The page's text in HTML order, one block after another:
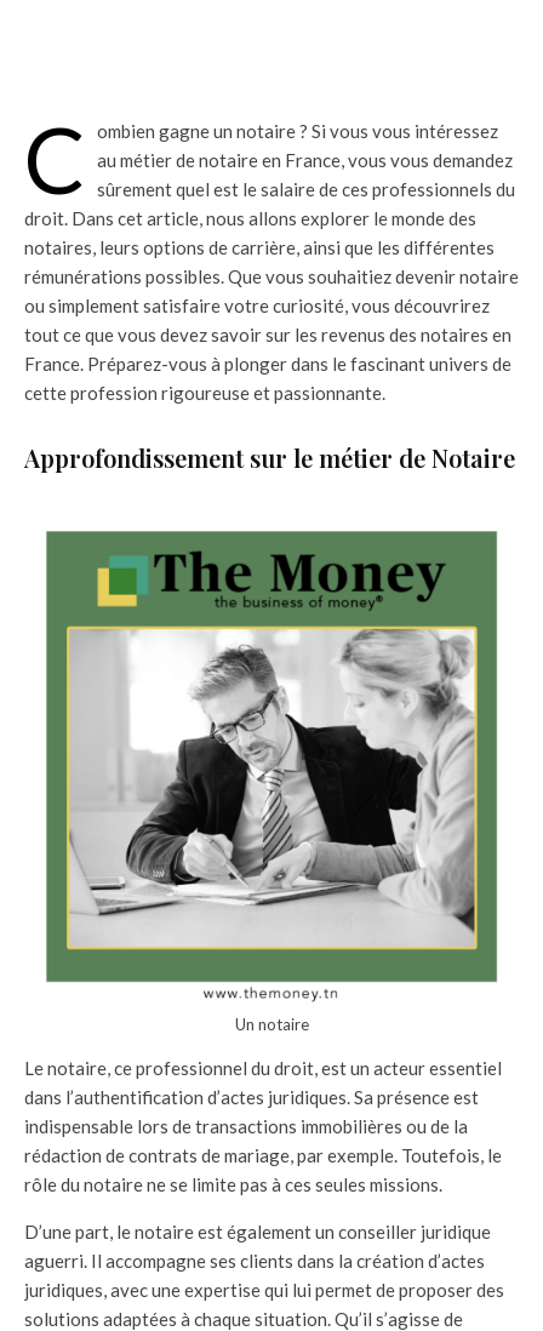
C
ombien gagne un notaire ? Si vous vous intéressez
au métier de notaire en France, vous vous demandez
sûrement quel est le salaire de ces professionnels du
droit. Dans cet article, nous allons explorer le monde des
notaires, leurs options de carrière, ainsi que les différentes
rémunérations possibles. Que vous souhaitiez devenir notaire
ou simplement satisfaire votre curiosité, vous découvrirez
tout ce que vous devez savoir sur les revenus des notaires en
France. Préparez-vous à plonger dans le fascinant univers de
cette profession rigoureuse et passionnante.
Approfondissement sur le métier de Notaire
Un notaire
Le notaire, ce professionnel du droit, est un acteur essentiel
dans l’authentification d’actes juridiques. Sa présence est
indispensable lors de transactions immobilières ou de la
rédaction de contrats de mariage, par exemple. Toutefois, le
rôle du notaire ne se limite pas à ces seules missions.
D’une part, le notaire est également un conseiller juridique
aguerri. Il accompagne ses clients dans la création d’actes
juridiques, avec une expertise qui lui permet de proposer des
solutions adaptées à chaque situation. Qu’il s’agisse de